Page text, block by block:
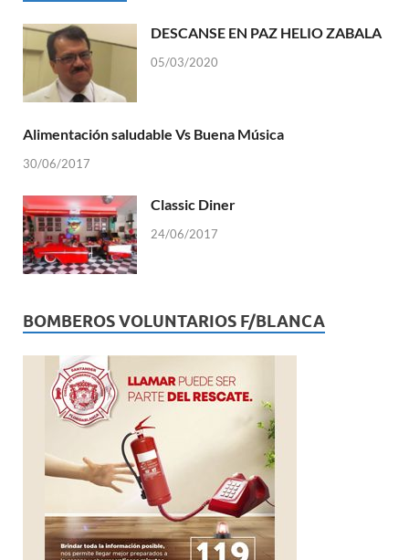
DESCANSE EN PAZ HELIO ZABALA
05/03/2020
Alimentación saludable Vs Buena Música
30/06/2017
Classic Diner
24/06/2017
BOMBEROS VOLUNTARIOS F/BLANCA